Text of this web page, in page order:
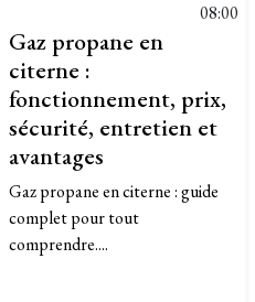
08:00
Gaz propane en
citerne :
fonctionnement, prix,
sécurité, entretien et
avantages
Gaz propane en citerne : guide
complet pour tout
comprendre....